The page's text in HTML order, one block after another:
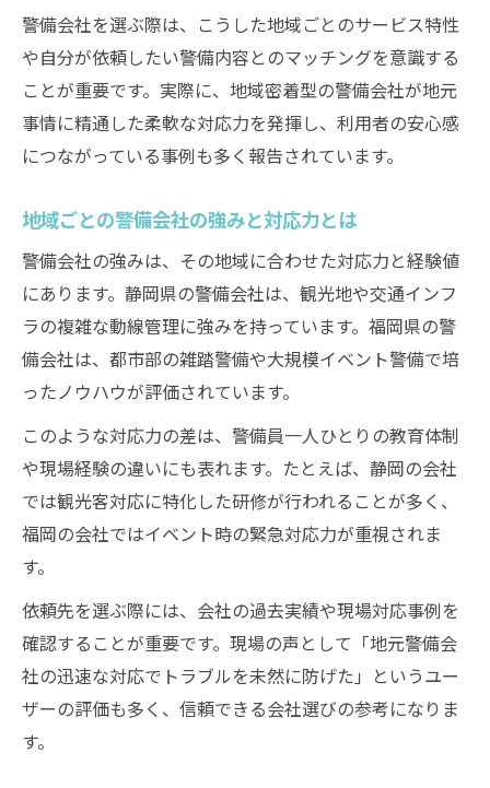
警備会社を選ぶ際は、こうした地域ごとのサービス特性
や自分が依頼したい警備内容とのマッチングを意識する
ことが重要です。実際に、地域密着型の警備会社が地元
事情に精通した柔軟な対応力を発揮し、利用者の安心感
につながっている事例も多く報告されています。
地域ごとの警備会社の強みと対応力とは
警備会社の強みは、その地域に合わせた対応力と経験値
にあります。静岡県の警備会社は、観光地や交通インフ
ラの複雑な動線管理に強みを持っています。福岡県の警
備会社は、都市部の雑踏警備や大規模イベント警備で培
ったノウハウが評価されています。
このような対応力の差は、警備員一人ひとりの教育体制
や現場経験の違いにも表れます。たとえば、静岡の会社
では観光客対応に特化した研修が行われることが多く、
福岡の会社ではイベント時の緊急対応力が重視されま
す。
依頼先を選ぶ際には、会社の過去実績や現場対応事例を
確認することが重要です。現場の声として「地元警備会
社の迅速な対応でトラブルを未然に防げた」というユー
ザーの評価も多く、信頼できる会社選びの参考になりま
す。